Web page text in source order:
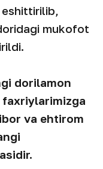
eshittirilib,
mukofot
dorilamon
va ehtirom